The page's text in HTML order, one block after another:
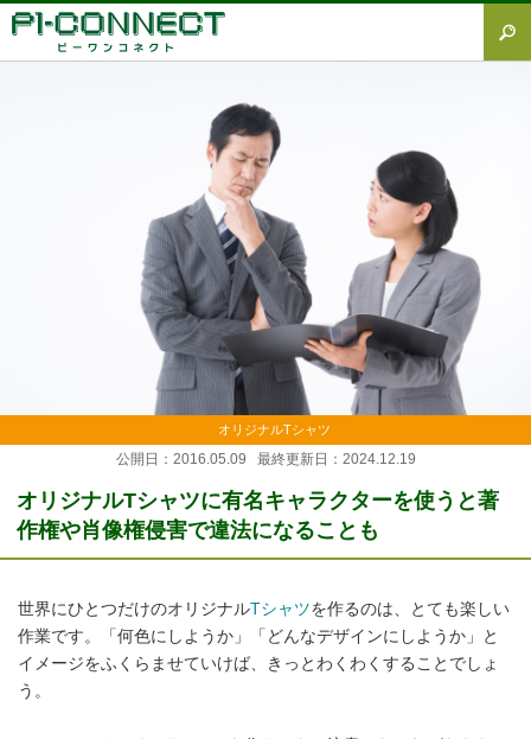
ブランド徹底解説
加工方法徹底解説
オリジナルTシャツ
公開日：2016.05.09 最終更新日：2024.12.19
オリジナルTシャツに有名キャラクターを使うと著
作権や肖像権侵害で違法になることも
世界にひとつだけのオリジナルTシャツを作るのは、とても楽しい
作業です。「何色にしようか」「どんなデザインにしようか」と
イメージをふくらませていけば、きっとわくわくすることでしょ
う。